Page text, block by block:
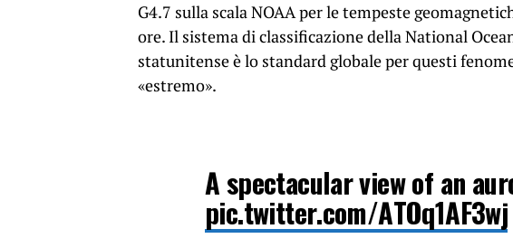
G4.7 sulla scala NOAA per le tempeste
ore. Il sistema di classificazione della National
statunitense è lo standard globale per questi
«estremo».
A spectacular view of an
pic.twitter.com/ATOq1AF3wj